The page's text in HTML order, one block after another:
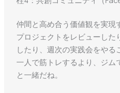
仲間と高め合う価値観を実現
プロジェクトをレビューした
したり、週次の実践会をやる
一人で筋トレするより、ジム
と一緒だね。